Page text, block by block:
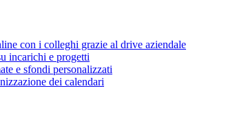
con i colleghi grazie al drive aziendale
incarichi e progetti
e sfondi personalizzati
dei calendari